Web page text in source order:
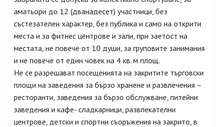
аматьори до 12 (дванадесет) участници, без
състезателен характер, без публика и само на открити
места и за фитнес центрове и зали, при заетост на
местата, не повече от 10 души, за груповите занимания
и не повече от един човек на 4 кв. м площ.
Не се разрешават посещенията на закритите търговски
площи на заведения за бързо хранене и развлечения –
ресторанти, заведения за бързо обслужване, питейни
заведения и кафе- сладкарници, развлекателни
центрове, детски и спортни съоръжения на закрито, в